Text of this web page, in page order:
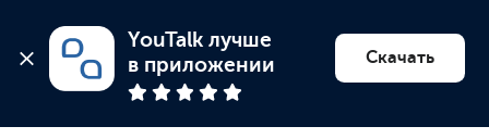
YouTalk лучше
в приложении
Скачать
Найти психолога